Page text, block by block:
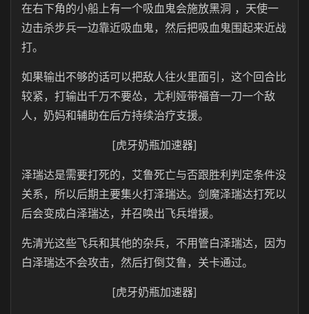
在右下角的小船上有一个吸血鬼会施放黑洞 ，天使一
边击杀步兵一边靠近吸血鬼，然后把吸血鬼围起来近战
打。
如果输出不够的话可以把敌人往火里面引，这个回合比
较紧，打输出千万不要怂，尤利娅带福音一刀一个敌
人，奶妈和辅助在后方持续治疗支援。
[虎牙奶瓶加速器]
泽瑞达是需要打死的，艾鲁死亡与否跟胜利判定条件没
关系，所以后期主要集火打泽瑞达。剑魔泽瑞达打死以
后会变成白泽瑞达，并召唤出飞兵增援。
先清光这些飞兵和其他的杂兵，不用管白泽瑞达，因为
白泽瑞达不会攻击，然后打倒艾鲁，关卡通过。
[虎牙奶瓶加速器]